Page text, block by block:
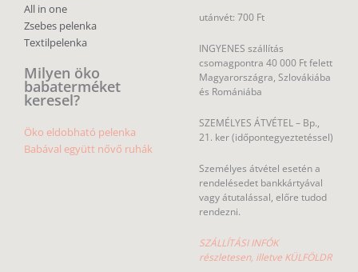
All in one
Zsebes pelenka
Textilpelenka
Milyen öko
babaterméket
keresel?
Öko eldobható pelenka
Babával együtt nővő ruhák
utánvét: 700 Ft
INGYENES szállítás
csomagpontra 40 000 Ft felett
Magyarországra, Szlovákiába
és Romániába
SZEMÉLYES ÁTVÉTEL – Bp.,
21. ker (időpontegyeztetéssel)
Személyes átvétel esetén a
rendelésedet bankkártyával
vagy átutalással, előre tudod
rendezni.
SZÁLLÍTÁSI INFÓK
részletesen, illetve KÜLFÖLDR